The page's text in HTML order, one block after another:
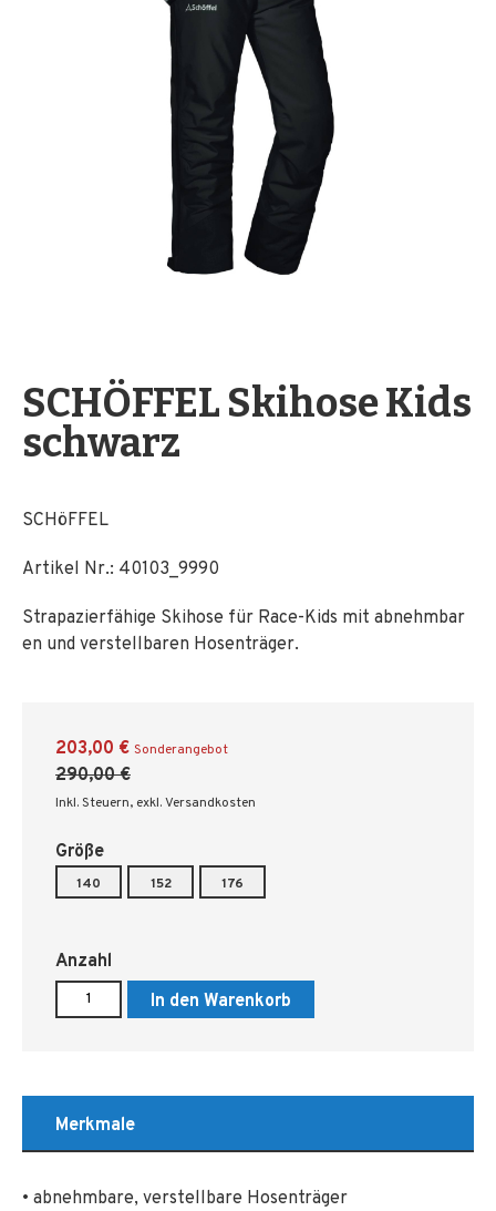
der
Bildergalerie
springen
SCHÖFFEL Skihose Kids
schwarz
SCHöFFEL
Artikel Nr.: 40103_9990
Strapazierfähige Skihose für Race-Kids mit abnehmbar
en und verstellbaren Hosenträger.
203,00 € Sonderangebot
290,00 €
Inkl. Steuern, exkl. Versandkosten
Größe
140 152 176
Anzahl
In den Warenkorb
Merkmale
• abnehmbare, verstellbare Hosenträger